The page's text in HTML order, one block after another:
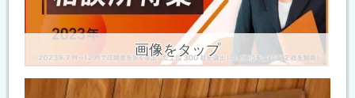
画像をタップ